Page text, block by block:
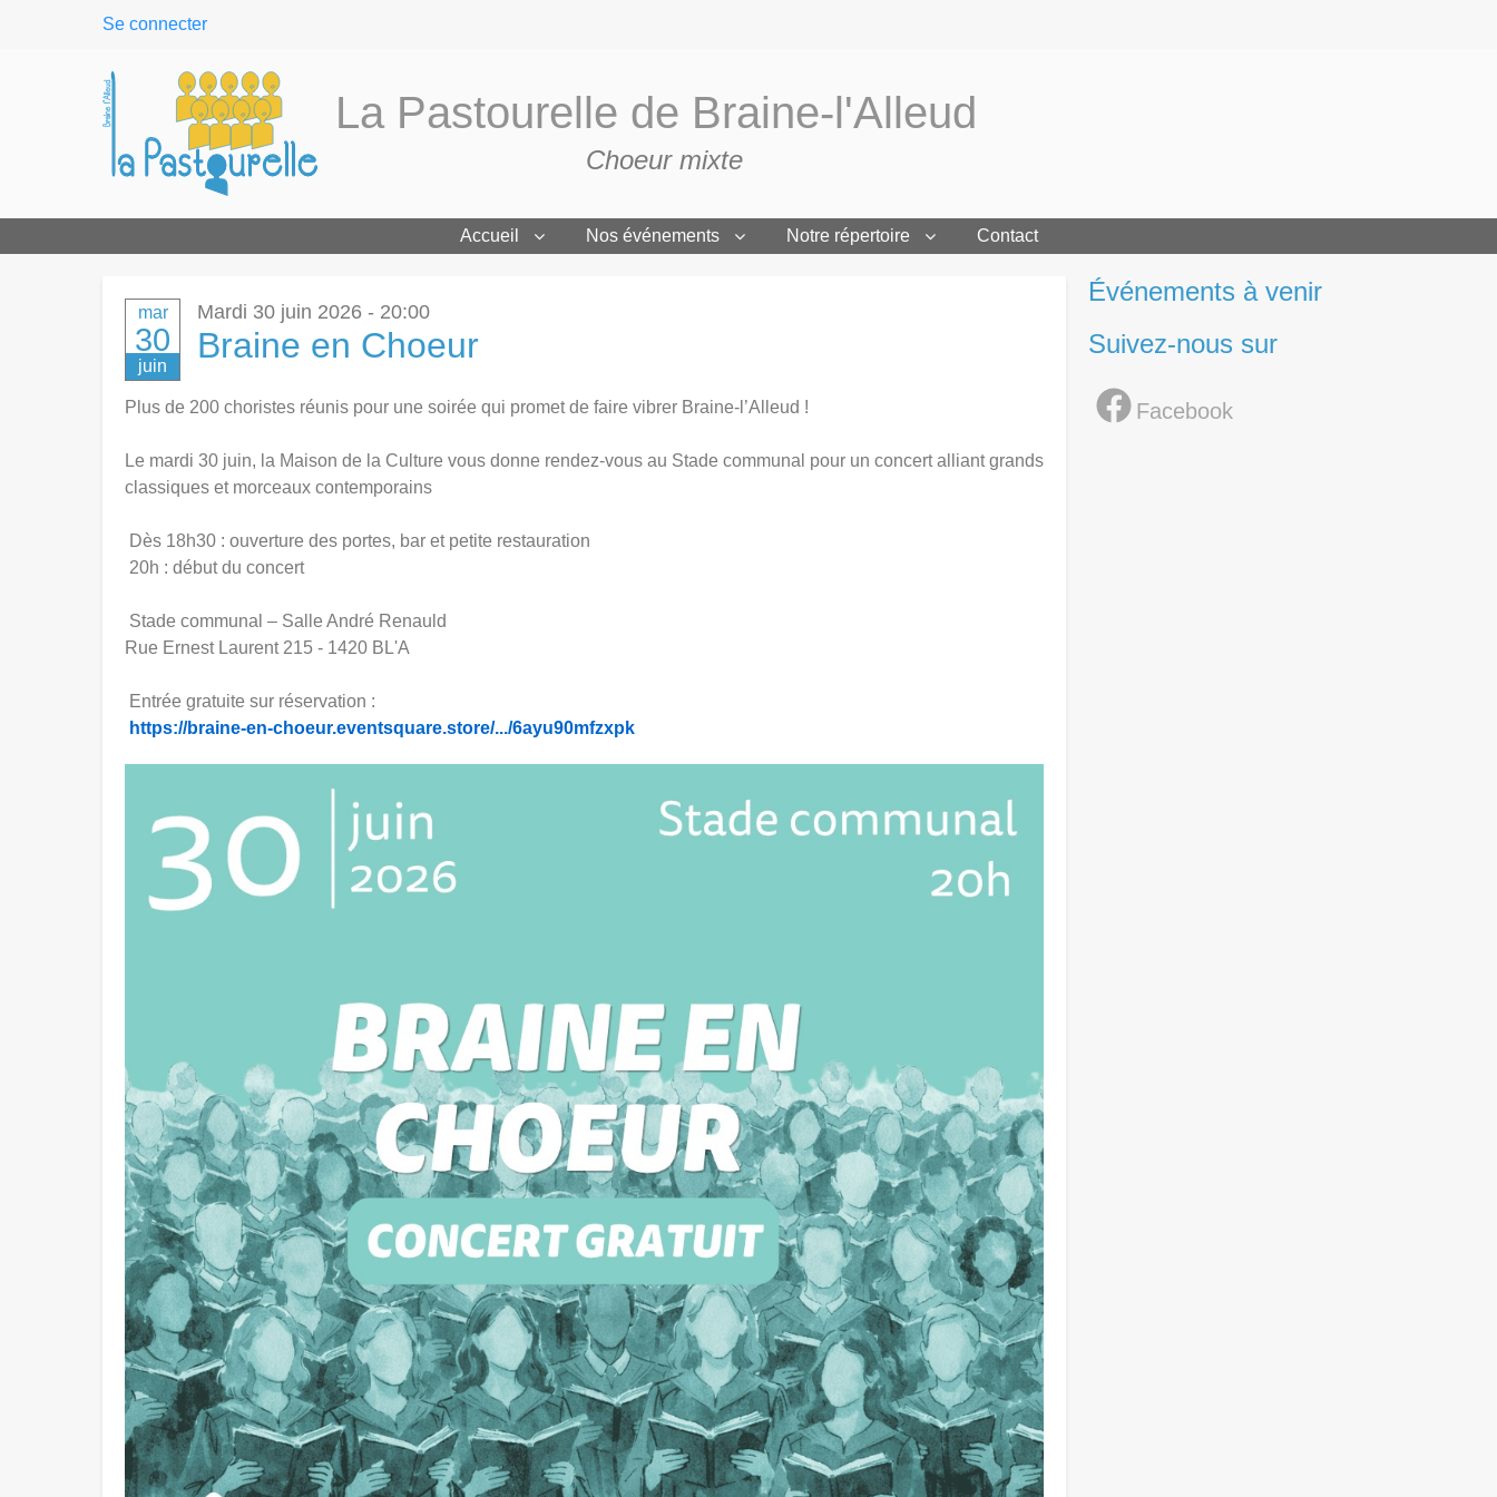
User
Se connecter
La Pastourelle de Braine-l'Alleud
Choeur mixte
Accueil Nos événements Notre répertoire Contact
mar
30
juin
Mardi 30 juin 2026 - 20:00
Braine en Choeur
Plus de 200 choristes réunis pour une soirée qui promet de faire vibrer Braine-l’Alleud !
Le mardi 30 juin, la Maison de la Culture vous donne rendez-vous au Stade communal pour un concert alliant grands
classiques et morceaux contemporains
Dès 18h30 : ouverture des portes, bar et petite restauration
20h : début du concert
Stade communal – Salle André Renauld
Rue Ernest Laurent 215 - 1420 BL'A
Entrée gratuite sur réservation :
https://braine-en-choeur.eventsquare.store/.../6ayu90mfzxpk
Événements à venir
Suivez-nous sur
Facebook